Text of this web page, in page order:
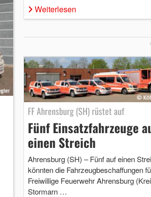
Weiterlesen
FF Ahrensburg (SH) rüstet auf
Fünf Einsatzfahrzeuge
einen Streich
Ahrensburg (SH) – Fünf auf einen
könnten die Fahrzeugbeschaffungen
Freiwillige Feuerwehr Ahrensburg
Stormarn …